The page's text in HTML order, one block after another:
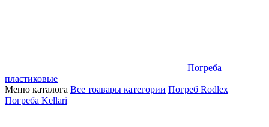
Погреба
пластиковые
Меню каталога Все тоавары категории Погреб Rodlex
Погреба Kellari